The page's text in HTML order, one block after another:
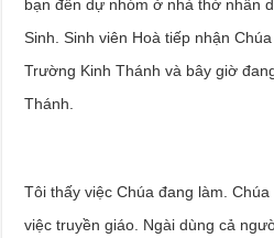
bạn đến dự nhóm ở nhà thờ nhân
Sinh. Sinh viên Hoà tiếp nhận
Trường Kinh Thánh và bây giờ
Thánh.
Tôi thấy việc Chúa đang làm.
việc truyền giáo. Ngài dùng cả